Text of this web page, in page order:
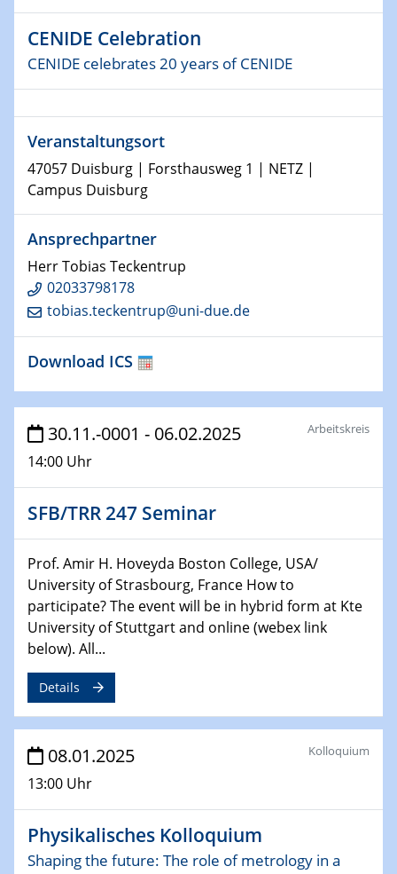
SFB/TRR 247 Seminar
08.01.2025
Physikalisches Kolloquium
world
14.01.2025
SFB 1242 Kolloquium
Physikalisches Kolloquium
Comets – Why Should We Study Them?
15.01.2025
GDCh Kolloquium
22.01.2025
Physikalisches Kolloquium
Make it and break it: Contact and Cracks at soft
interfaces
22.01.2025
HyMission Short Talks
29.01.2025
Physikalisches Kolloquium
Decoding mRNA translation: Computational and
experimental approaches to understanding gene
expression
29.01.2025
GDCh Kolloquium
The Cation Shuffle
WIN & CENIDE Seminar Series on 2D-
MATURE
Talk Prof. Erwin Reisner
CENIDE Celebration
CENIDE celebrates 20 years of CENIDE
Veranstaltungsort
47057 Duisburg | Forsthausweg 1 | NETZ |
Campus Duisburg
Ansprechpartner
Herr Tobias Teckentrup
02033798178
tobias.teckentrup@uni-due.de
Download ICS
30.11.-0001 - 06.02.2025
14:00 Uhr
Arbeitskreis
SFB/TRR 247 Seminar
Prof. Amir H. Hoveyda Boston College, USA/
University of Strasbourg, France How to
participate? The event will be in hybrid form at Kte
University of Stuttgart and online (webex link
below). All...
Details
08.01.2025
13:00 Uhr
Kolloquium
Physikalisches Kolloquium
Shaping the future: The role of metrology in a